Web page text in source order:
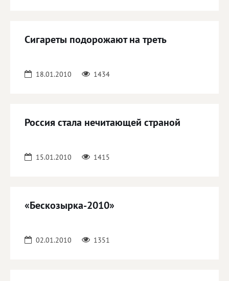
Сигареты подорожают на треть
18.01.2010 1434
Россия стала нечитающей страной
15.01.2010 1415
«Бескозырка-2010»
02.01.2010 1351